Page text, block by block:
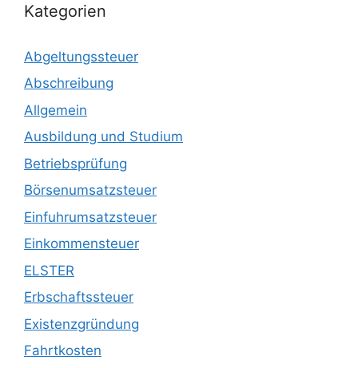
Kategorien
Abgeltungssteuer
Abschreibung
Allgemein
Ausbildung und Studium
Betriebsprüfung
Börsenumsatzsteuer
Einfuhrumsatzsteuer
Einkommensteuer
ELSTER
Erbschaftssteuer
Existenzgründung
Fahrtkosten